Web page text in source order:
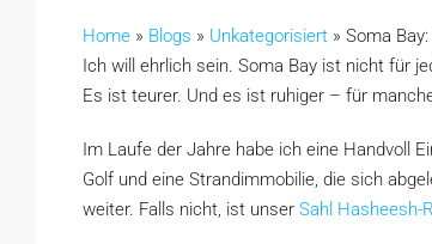
Home » Blogs » Unkategorisiert » Soma
Ich will ehrlich sein. Soma Bay ist nicht für
Es ist teurer. Und es ist ruhiger – für
Im Laufe der Jahre habe ich eine Handvoll
Golf und eine Strandimmobilie, die sich
weiter. Falls nicht, ist unser Sahl Hasheesh-